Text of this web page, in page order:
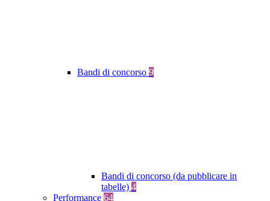
Bandi di concorso 9
Bandi di concorso (da pubblicare in
tabelle) 4
Performance 64